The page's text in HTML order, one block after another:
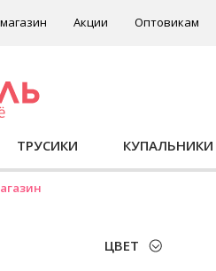
Акции Оптовикам
ТРУСИКИ КУПАЛЬНИКИ
ЦВЕТ